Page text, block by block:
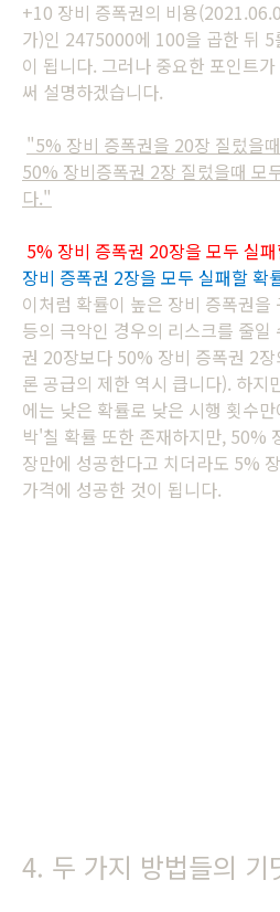
+10 장비 증폭권의 비용
가)인 2475000에 100을 곱한 뒤
이 됩니다. 그러나 중요한 포인트
써 설명하겠습니다.
"5% 장비 증폭권을 20장 질렀을
50% 장비증폭권 2장 질렀을때 모
다."
5% 장비 증폭권 20장을 모두 실
장비 증폭권 2장을 모두 실패할 확
이처럼 확률이 높은 장비 증폭권을
등의 극악인 경우의 리스크를 줄
권 20장보다 50% 장비 증폭권 2
론 공급의 제한 역시 큽니다). 하지
에는 낮은 확률로 낮은 시행 횟수
박'칠 확률 또한 존재하지만, 50%
장만에 성공한다고 치더라도 5%
가격에 성공한 것이 됩니다.
4. 두 가지 방법들의 기